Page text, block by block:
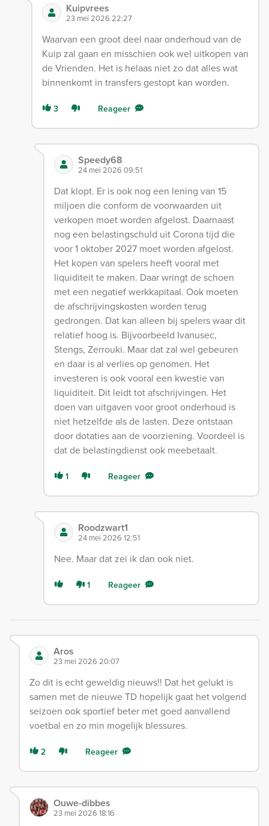
Kuipvrees
23 mei 2026 22:27
Waarvan een groot deel naar onderhoud van de
Kuip zal gaan en misschien ook wel uitkopen van
de Vrienden. Het is helaas niet zo dat alles wat
binnenkomt in transfers gestopt kan worden.
3 Reageer
Speedy68
24 mei 2026 09:51
Dat klopt. Er is ook nog een lening van 15
miljoen die conform de voorwaarden uit
verkopen moet worden afgelost. Daarnaast
nog een belastingschuld uit Corona tijd die
voor 1 oktober 2027 moet worden afgelost.
Het kopen van spelers heeft vooral met
liquiditeit te maken. Daar wringt de schoen
met een negatief werkkapitaal. Ook moeten
de afschrijvingskosten worden terug
gedrongen. Dat kan alleen bij spelers waar dit
relatief hoog is. Bijvoorbeeld Ivanusec,
Stengs, Zerrouki. Maar dat zal wel gebeuren
en daar is al verlies op genomen. Het
investeren is ook vooral een kwestie van
liquiditeit. Dit leidt tot afschrijvingen. Het
doen van uitgaven voor groot onderhoud is
niet hetzelfde als de lasten. Deze ontstaan
door dotaties aan de voorziening. Voordeel is
dat de belastingdienst ook meebetaalt.
1 Reageer
Roodzwart1
24 mei 2026 12:51
Nee. Maar dat zei ik dan ook niet.
1 Reageer
Aros
23 mei 2026 20:07
Zo dit is echt geweldig nieuws!! Dat het gelukt is
samen met de nieuwe TD hopelijk gaat het volgend
seizoen ook sportief beter met goed aanvallend
voetbal en zo min mogelijk blessures.
2 Reageer
Ouwe-dibbes
23 mei 2026 18:16